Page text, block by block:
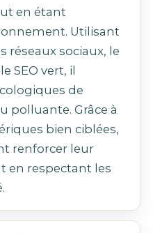
en étant
Utilisant
réseaux sociaux, le
SEO vert, il
de
polluante. Grâce à
bien ciblées,
renforcer leur
en respectant les